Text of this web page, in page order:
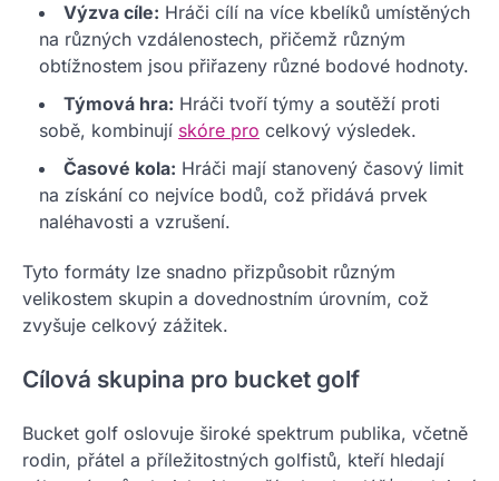
Výzva cíle: Hráči cílí na více kbelíků umístěných
na různých vzdálenostech, přičemž různým
obtížnostem jsou přiřazeny různé bodové hodnoty.
Týmová hra: Hráči tvoří týmy a soutěží proti
sobě, kombinují skóre pro celkový výsledek.
Časové kola: Hráči mají stanovený časový limit
na získání co nejvíce bodů, což přidává prvek
naléhavosti a vzrušení.
Tyto formáty lze snadno přizpůsobit různým
velikostem skupin a dovednostním úrovním, což
zvyšuje celkový zážitek.
Cílová skupina pro bucket golf
Bucket golf oslovuje široké spektrum publika, včetně
rodin, přátel a příležitostných golfistů, kteří hledají